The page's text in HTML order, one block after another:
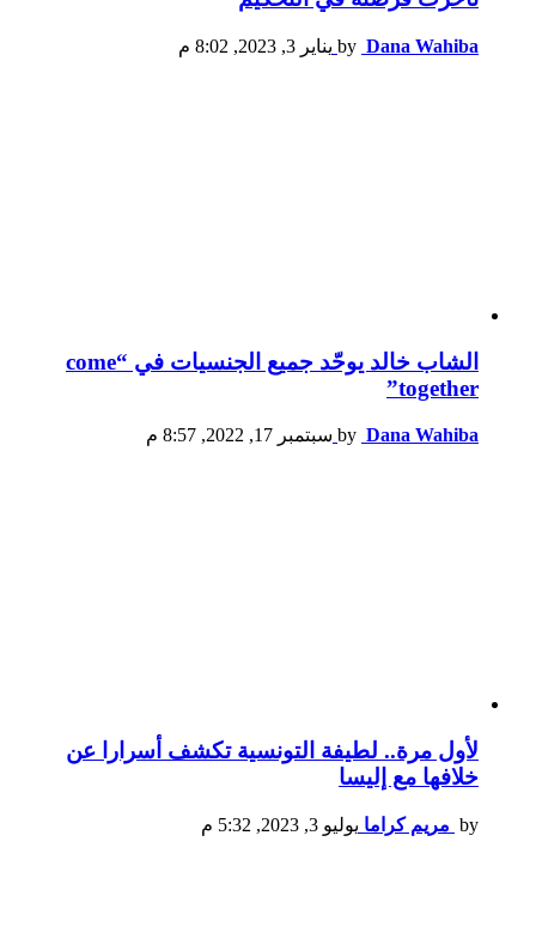
by Dana Wahiba يناير 3, 2023, 8:02 م
الشاب خالد يوحّد جميع الجنسيات في “come
together”
by Dana Wahiba سبتمبر 17, 2022, 8:57 م
لأول مرة.. لطيفة التونسية تكشف أسرارا عن
خلافها مع إليسا
by مريم كراما يوليو 3, 2023, 5:32 م